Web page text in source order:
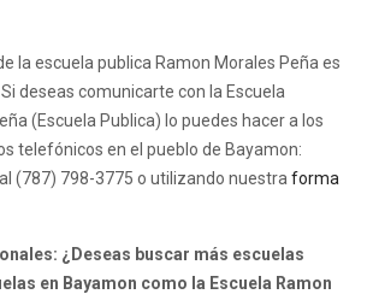
la escuela publica Ramon Morales Peña es
deseas comunicarte con la Escuela
(Escuela Publica) lo puedes hacer a los
telefónicos en el pueblo de Bayamon:
(787) 798-3775 o utilizando nuestra forma
¿Deseas buscar más escuelas
en Bayamon como la Escuela Ramon